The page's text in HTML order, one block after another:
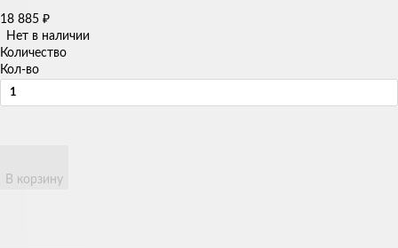
18 885 ₽
Нет в наличии
Количество
Кол-во
В корзину